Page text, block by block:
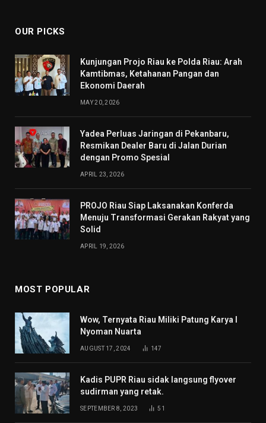
OUR PICKS
Kunjungan Projo Riau ke Polda Riau: Arah
Kamtibmas, Ketahanan Pangan dan
Ekonomi Daerah
MAY 20, 2026
Yadea Perluas Jaringan di Pekanbaru,
Resmikan Dealer Baru di Jalan Durian
dengan Promo Spesial
APRIL 23, 2026
PROJO Riau Siap Laksanakan Konferda
Menuju Transformasi Gerakan Rakyat yang
Solid
APRIL 19, 2026
MOST POPULAR
Wow, Ternyata Riau Miliki Patung Karya I
Nyoman Nuarta
AUGUST 17, 2024 147
Kadis PUPR Riau sidak langsung flyover
sudirman yang retak.
SEPTEMBER 8, 2023 51